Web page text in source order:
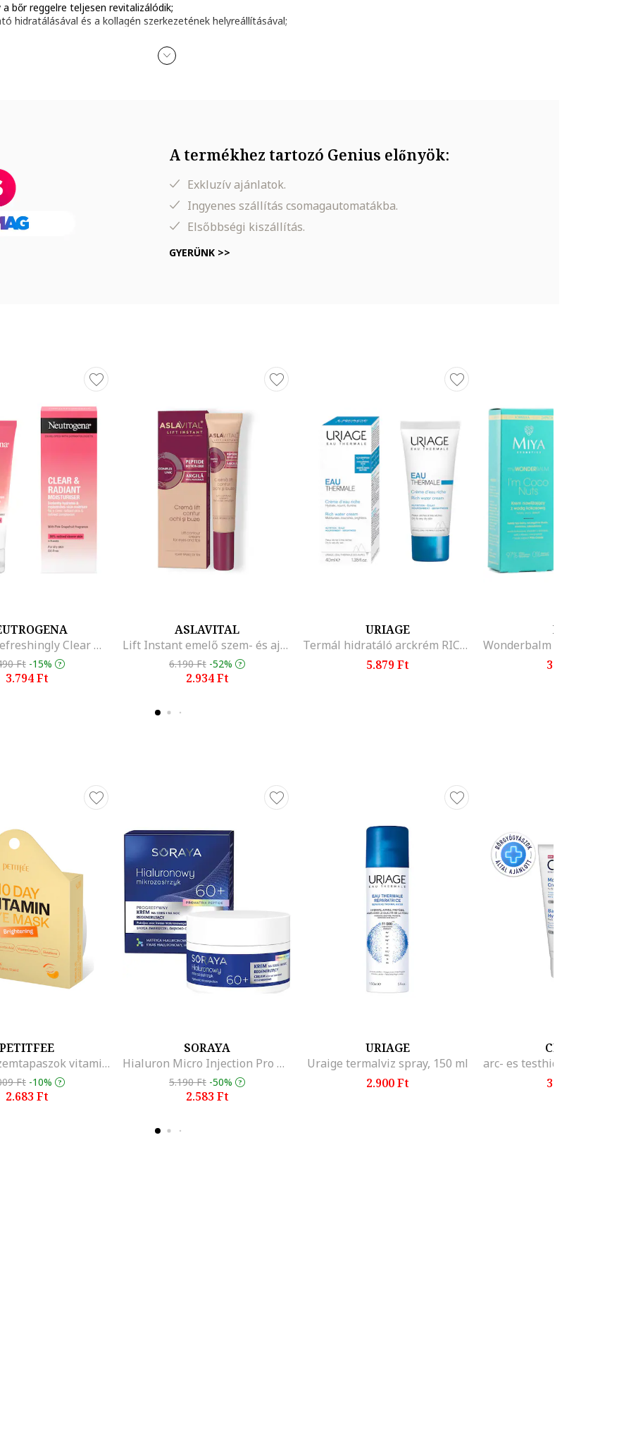
bőr reggelre teljesen revitalizálódik;
hidratálásával és a kollagén szerkezetének helyreállításával;
ragyogó és fiatalos megjelenést kölcsönözve.
után.
hosszú távú hidratálást biztosít, és a bőrnek puha, friss és
Triglyceride, Aloe Barbadensis Leaf Extract, Propylene Glycol, Glycerin,
Beeswax, Cetyl Alcohol, PEG-6 stearate, Glycol stearate, PEG-32 Stearate,
Tocopheryl Acetate, Dimethicone, Carbomer, Parfum, Sodium
Geraniol, Amyl Cinnamal, Hexyl Cinnamal, Limonene, Linalool.
előforduló vegyület, amelynek feladata a víz visszatartása a szövetekben.
csökken, ami a bőr kiszáradásához és a ráncok megjelenéséhez
tartalmaz –szuper hialuronsavatés nano hialuronsavat
–, amelyek
hidratálást.
a bőrt.
a kozmetikai iparban, amely:
E jótékony hatása a bőr mélyebb rétegeiben is érvényesülhet.
folyamat során kialakuló lipidhiányt.
krémes textúrát kölcsönöznek, amelyek gyorsan felszívódnak a
de crema o textura untoasa, care se absoarbe rapid in piele, lasand-o
A termékhez tartozó Genius előnyök:
Exkluzív ajánlatok.
Ingyenes szállítás csomagautomatákba.
Elsőbbségi kiszállítás.
GYERÜNK >>
Arckrém, Refreshingly Clear Moisturizer, Grapefruit, 50 ml
Ft -15%
3.794 Ft
ASLAVITAL
Lift Instant emelő szem- és ajakkontúr krém, 15 ml
6.190 Ft -52%
2.934 Ft
URIAGE
Termál hidratáló arckrém RICHE száraz bőrre, 40 ml
5.879 Ft
MIYA
3.291 Ft
PETITFEE
Hidrogél szemtapaszok vitaminokkal, 20 db
Ft -10%
2.683 Ft
SORAYA
Hialuron Micro Injection Pro Matrix 60+ krém, regenerálás és feszesség, 50 ml
5.190 Ft -50%
2.583 Ft
URIAGE
Uraige termalviz spray, 150 ml
2.900 Ft
CERAVE
3.812 Ft